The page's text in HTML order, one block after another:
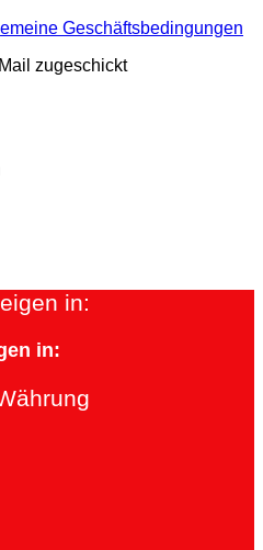
Geschäftsbedingungen
zugeschickt
in:
in: